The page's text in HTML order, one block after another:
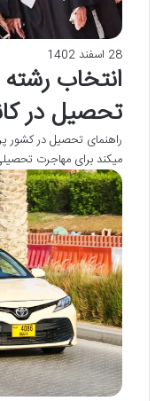
28 اسفند 1402
انتخاب
تحصیل در
راهنمای تحصیل در کشور
میکند برای مهاجرت